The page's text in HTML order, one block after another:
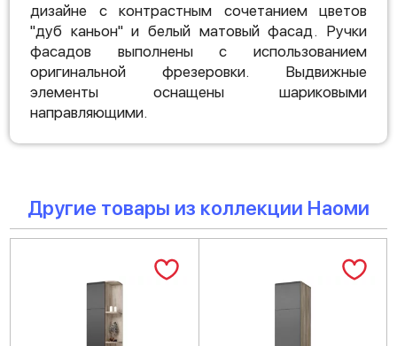
дизайне с контрастным сочетанием цветов
"дуб каньон" и белый матовый фасад. Ручки
фасадов выполнены с использованием
оригинальной фрезеровки. Выдвижные
элементы оснащены шариковыми
направляющими.
Другие товары из коллекции Наоми